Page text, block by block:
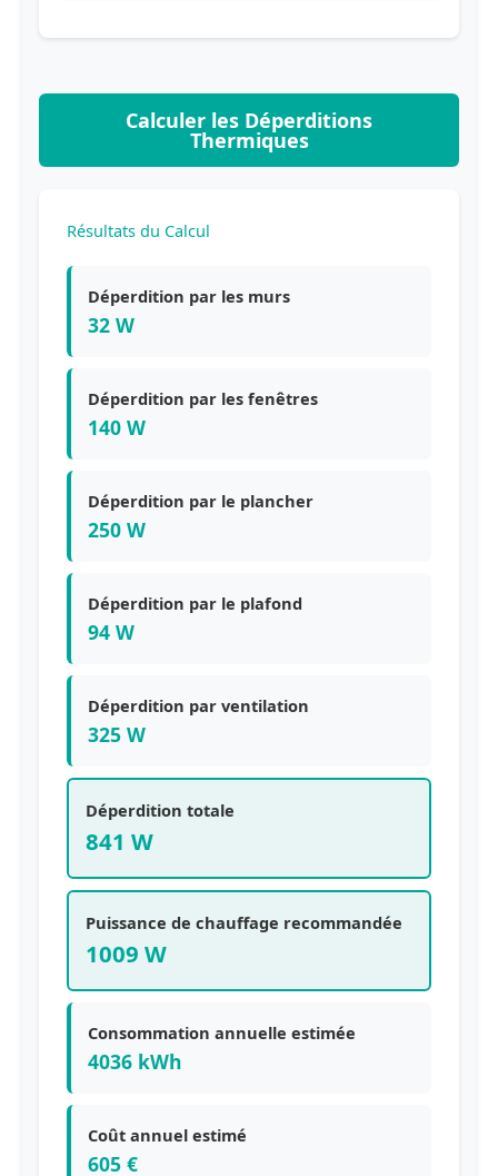
Calculer les Déperditions
Thermiques
Résultats du Calcul
Déperdition par les murs
32 W
Déperdition par les fenêtres
140 W
Déperdition par le plancher
250 W
Déperdition par le plafond
94 W
Déperdition par ventilation
325 W
Déperdition totale
841 W
Puissance de chauffage recommandée
1009 W
Consommation annuelle estimée
4036 kWh
Coût annuel estimé
605 €